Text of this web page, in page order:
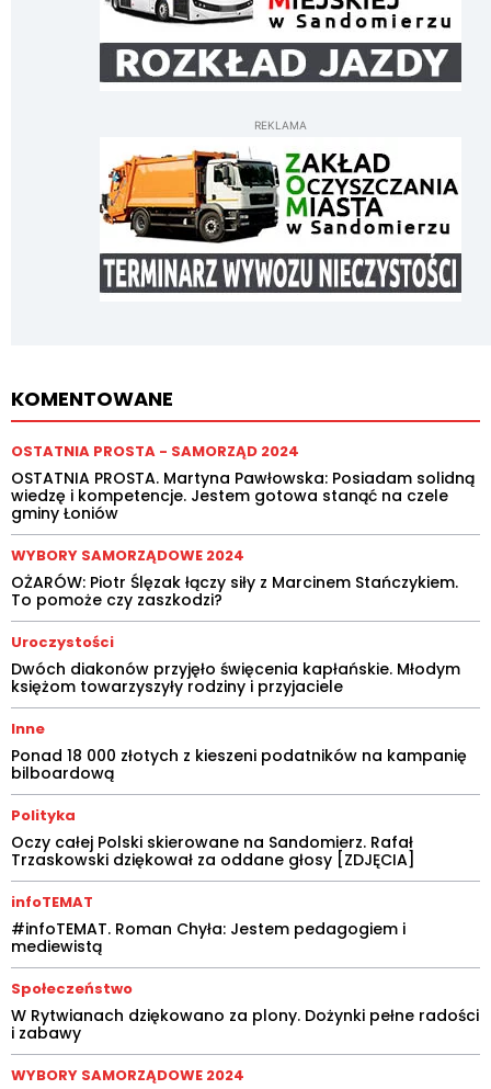
REKLAMA
KOMENTOWANE
OSTATNIA PROSTA - SAMORZĄD 2024
OSTATNIA PROSTA. Martyna Pawłowska: Posiadam solidną
wiedzę i kompetencje. Jestem gotowa stanąć na czele
gminy Łoniów
WYBORY SAMORZĄDOWE 2024
OŻARÓW: Piotr Ślęzak łączy siły z Marcinem Stańczykiem.
To pomoże czy zaszkodzi?
Uroczystości
Dwóch diakonów przyjęło święcenia kapłańskie. Młodym
księżom towarzyszyły rodziny i przyjaciele
Inne
Ponad 18 000 złotych z kieszeni podatników na kampanię
bilboardową
Polityka
Oczy całej Polski skierowane na Sandomierz. Rafał
Trzaskowski dziękował za oddane głosy [ZDJĘCIA]
infoTEMAT
#infoTEMAT. Roman Chyła: Jestem pedagogiem i
mediewistą
Społeczeństwo
W Rytwianach dziękowano za plony. Dożynki pełne radości
i zabawy
WYBORY SAMORZĄDOWE 2024